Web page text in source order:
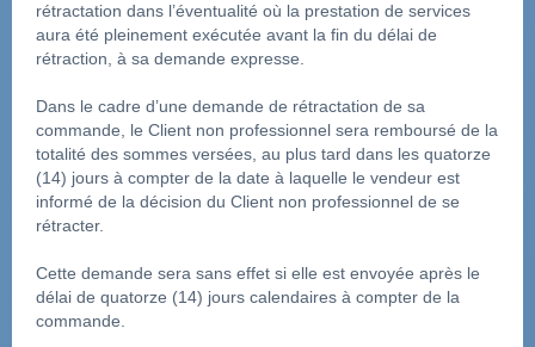
rétractation dans l’éventualité où la prestation de services
aura été pleinement exécutée avant la fin du délai de
rétraction, à sa demande expresse.
Dans le cadre d’une demande de rétractation de sa
commande, le Client non professionnel sera remboursé de la
totalité des sommes versées, au plus tard dans les quatorze
(14) jours à compter de la date à laquelle le vendeur est
informé de la décision du Client non professionnel de se
rétracter.
Cette demande sera sans effet si elle est envoyée après le
délai de quatorze (14) jours calendaires à compter de la
commande.